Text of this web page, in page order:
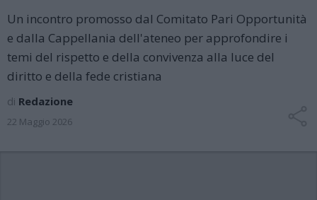
Un incontro promosso dal Comitato Pari Opportunità
e dalla Cappellania dell'ateneo per approfondire i
temi del rispetto e della convivenza alla luce del
diritto e della fede cristiana
di Redazione
22 Maggio 2026